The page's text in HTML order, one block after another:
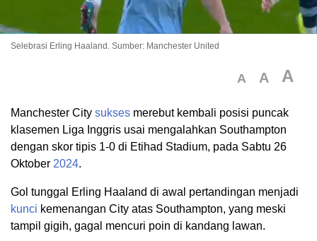
Selebrasi Erling Haaland. Sumber: Manchester United
A A A
Manchester City sukses merebut kembali posisi puncak
klasemen Liga Inggris usai mengalahkan Southampton
dengan skor tipis 1-0 di Etihad Stadium, pada Sabtu 26
Oktober 2024.
Gol tunggal Erling Haaland di awal pertandingan menjadi
kunci kemenangan City atas Southampton, yang meski
tampil gigih, gagal mencuri poin di kandang lawan.